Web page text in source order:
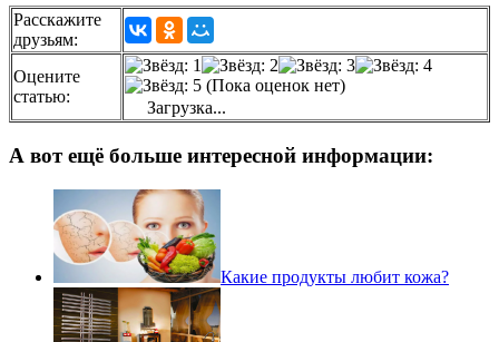
Расскажите
друзьям:
Оцените
статью:
(Пока оценок нет)
Загрузка...
А вот ещё больше интересной информации:
Какие продукты любит кожа?